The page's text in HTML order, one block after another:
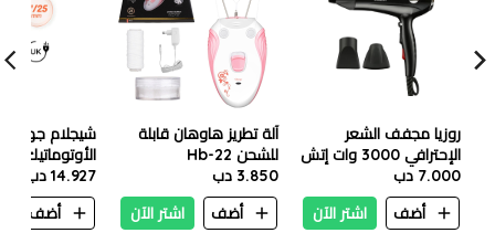
روزيا مجفف الشعر
الإحترافي 3000 وات إتش
سي 8307
7.000 دب
أضف
اشتر الآن
آلة تطريز هاوهان قابلة
للشحن Hb-22
3.850 دب
أضف
اشتر الآن
شيجلام جهاز
مم - حرارة 430 درجة
14.927 دب
أضف